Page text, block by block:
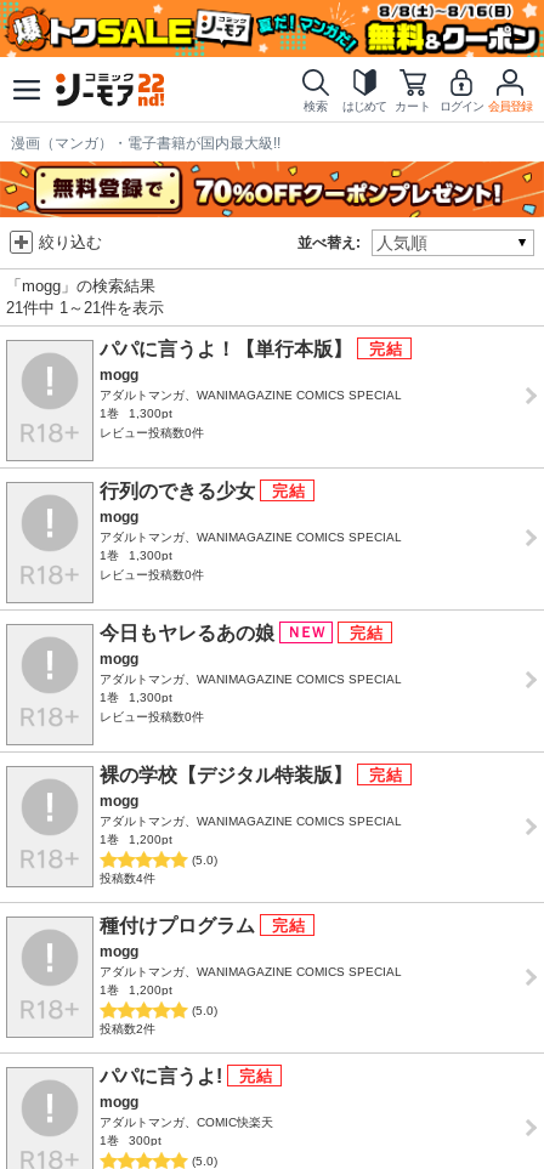
検索 はじめて カート ログイン 会員登録
漫画（マンガ）・電子書籍が国内最大級!!
並べ替え:
絞り込む
「mogg」の検索結果
21件中 1～21件を表示
パパに言うよ！【単行本版】
mogg
アダルトマンガ、WANIMAGAZINE COMICS SPECIAL
1巻
1,300pt
レビュー投稿数0件
行列のできる少女
mogg
アダルトマンガ、WANIMAGAZINE COMICS SPECIAL
1巻
1,300pt
レビュー投稿数0件
今日もヤレるあの娘
mogg
アダルトマンガ、WANIMAGAZINE COMICS SPECIAL
1巻
1,300pt
レビュー投稿数0件
裸の学校【デジタル特装版】
mogg
アダルトマンガ、WANIMAGAZINE COMICS SPECIAL
1巻
1,200pt
(5.0)
投稿数4件
種付けプログラム
mogg
アダルトマンガ、WANIMAGAZINE COMICS SPECIAL
1巻
1,200pt
(5.0)
投稿数2件
パパに言うよ!
mogg
アダルトマンガ、COMIC快楽天
1巻
300pt
(5.0)